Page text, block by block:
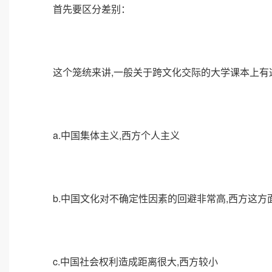
首先要区分差别：
这个笼统来讲,一般关于跨文化交际的大学课本上有
a.中国集体主义,西方个人主义
b.中国文化对不确定性因素的回避非常高,西方这方
c.中国社会权利造成距离很大,西方较小